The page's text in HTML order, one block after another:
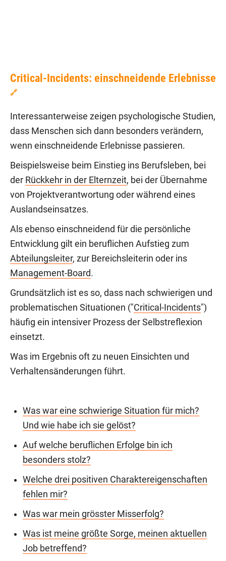
Critical-Incidents: einschneidende Erlebnisse
🔗
Interessanterweise zeigen psychologische Studien,
dass Menschen sich dann besonders verändern,
wenn einschneidende Erlebnisse passieren.
Beispielsweise beim Einstieg ins Berufsleben, bei
der Rückkehr in der Elternzeit, bei der Übernahme
von Projektverantwortung oder während eines
Auslandseinsatzes.
Als ebenso einschneidend für die persönliche
Entwicklung gilt ein beruflichen Aufstieg zum
Abteilungsleiter, zur Bereichsleiterin oder ins
Management-Board.
Grundsätzlich ist es so, dass nach schwierigen und
problematischen Situationen ("Critical-Incidents")
häufig ein intensiver Prozess der Selbstreflexion
einsetzt.
Was im Ergebnis oft zu neuen Einsichten und
Verhaltensänderungen führt.
Was war eine schwierige Situation für mich?
Und wie habe ich sie gelöst?
Auf welche beruflichen Erfolge bin ich
besonders stolz?
Welche drei positiven Charaktereigenschaften
fehlen mir?
Was war mein grösster Misserfolg?
Was ist meine größte Sorge, meinen aktuellen
Job betreffend?